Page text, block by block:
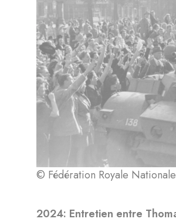
© Fédération Royale
2024: Entretien entre